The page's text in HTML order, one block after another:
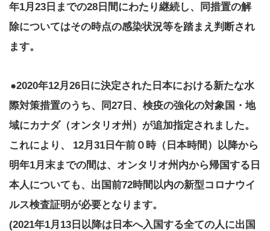
年1月23日までの28日間にわたり継続し、同措置の解
除についてはその時点の感染状況等を踏まえ判断され
ます。
●2020年12月26日に決定された日本における新たな水
際対策措置のうち、同27日、検疫の強化の対象国・地
域にカナダ（オンタリオ州）が追加指定されました。
これにより、
12月31日午前０時（日本時間）以降から
明年1月末までの間は、オンタリオ州内から帰国する日
本人についても、出国前72時間以内の新型コロナウイ
ルス検査証明が必要となります。
(2021年1月13日以降は日本へ入国する全ての人に出国